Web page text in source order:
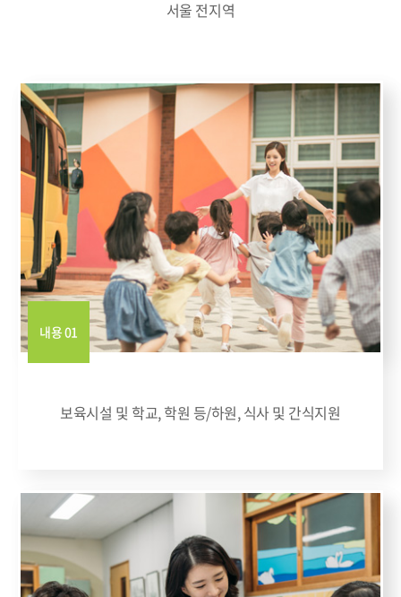
서울 전지역
내용 01
보육시설 및 학교, 학원 등/하원, 식사 및 간식지원